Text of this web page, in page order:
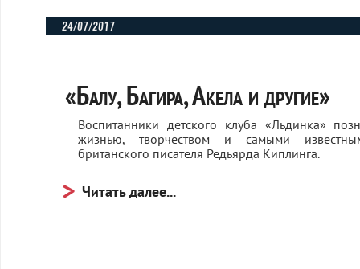
24/07/2017
«Балу, Багира, Акела и другие»
Воспитанники детского клуба «Льдинка»
жизнью, творчеством и самыми
британского писателя Редьярда Киплинга.
Читать далее...